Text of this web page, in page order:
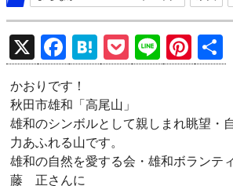
X
F
a
ce
b
o
o
H
at
e
n
a
P
o
et
Li
n
Pi
nt
es
有
かおりです！
秋田市雄和「高尾山」
雄和のシンボルとして親しまれ眺望・
力あふれる山です。
雄和の自然を愛する会・雄和ボランテ
藤 正さんに